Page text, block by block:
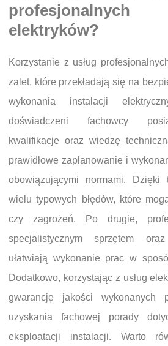
elektryków?
Korzystanie z usług
zalet, które przekładają się na
wykonania instalacji
doświadczeni fachowcy
kwalifikacje oraz wiedzę
prawidłowe zaplanowanie i
obowiązującymi normami. Dzięki
wielu typowych błędów, które
czy zagrożeń. Po drugie,
specjalistycznym sprzętem
ułatwiają wykonanie prac w
Dodatkowo, korzystając z usług
gwarancję jakości wykonanych
uzyskania fachowej porady
eksploatacji instalacji. Warto